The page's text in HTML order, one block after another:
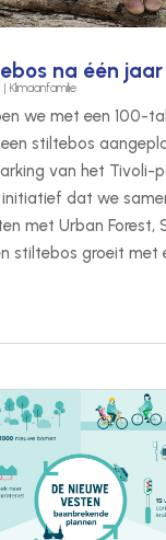
na één jaar
| Klimaanfamilie
we met een 100-
stiltebos
van het Tivoli-
dat we
met Urban Forest,
stiltebos groeit met